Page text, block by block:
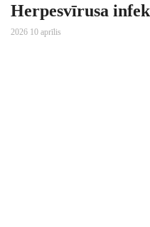
Herpesvīrusa
2026 10 aprīlis